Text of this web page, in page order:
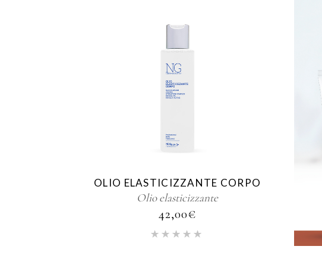
OLIO ELASTICIZZANTE CORPO
Olio elasticizzante
42,00€